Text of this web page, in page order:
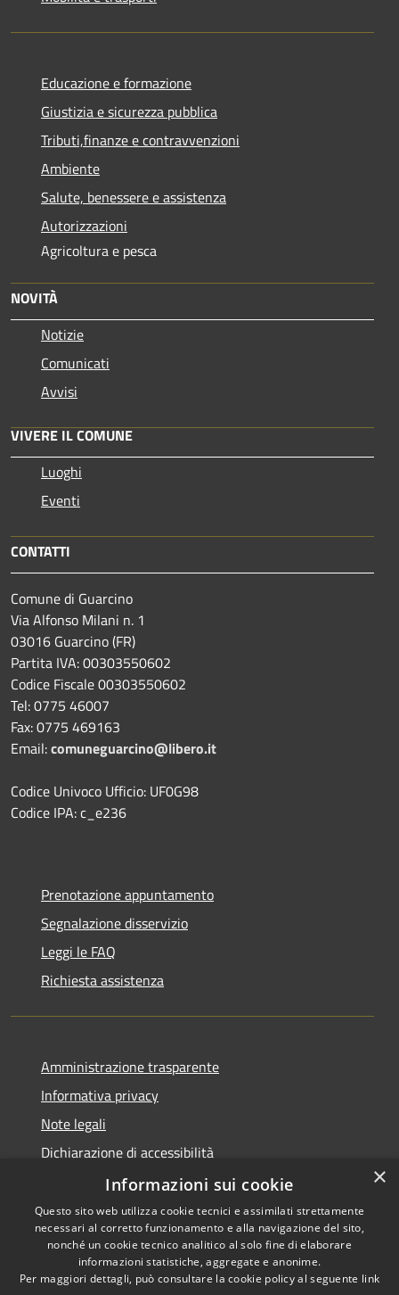
Educazione e formazione
Giustizia e sicurezza pubblica
Tributi,finanze e contravvenzioni
Ambiente
Salute, benessere e assistenza
Autorizzazioni
Agricoltura e pesca
NOVITÀ
Notizie
Comunicati
Avvisi
VIVERE IL COMUNE
Luoghi
Eventi
CONTATTI
Comune di Guarcino
Via Alfonso Milani n. 1
03016 Guarcino (FR)
Partita IVA: 00303550602
Codice Fiscale 00303550602
Tel: 0775 46007
Fax: 0775 469163
Email:comuneguarcino@libero.it
Codice Univoco Ufficio: UF0G98
Codice IPA: c_e236
Prenotazione appuntamento
Segnalazione disservizio
Leggi le FAQ
Richiesta assistenza
Amministrazione trasparente
Informativa privacy
Note legali
Dichiarazione di accessibilità
Accessibilità
Privacy
Copyright © 2026 • Comune di
Guarcino • Powered by
Municipium•Accesso
×
Informazioni sui cookie
Questo sito web utilizza cookie tecnici e assimilati strettamente
necessari al corretto funzionamento e alla navigazione del sito,
nonché un cookie tecnico analitico al solo fine di elaborare
informazioni statistiche, aggregate e anonime.
Per maggiori dettagli, può consultare la cookie policy al seguente link